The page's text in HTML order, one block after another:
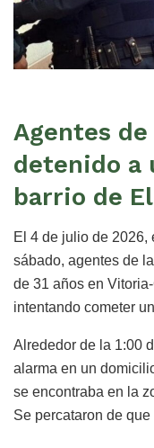
Agentes
detenido a
barrio de
El 4 de julio de 2026,
sábado, agentes de
de 31 años en
intentando cometer
Alrededor de la 1:00
alarma en un
se encontraba en la
Se percataron de